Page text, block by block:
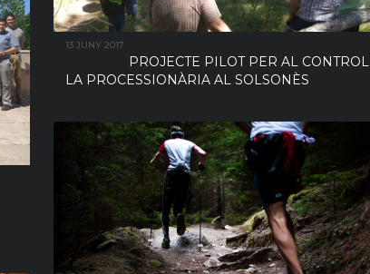
13 JUNY 2017
PROJECTE PILOT PER AL
LA PROCESSIONÀRIA AL SOLSONÈS